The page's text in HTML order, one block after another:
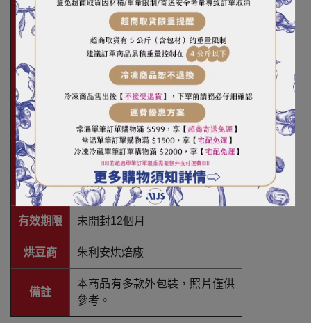
出油是正常的。）
中微深焙香濃義式調配豆、豐富
香料與堅果奶油氣息
儲存方法
咖啡豆均屬新鮮烘焙，因此建議
您在一個月的最佳賞味期間內飲
用完畢完，並盡量保存在陰
（暗）涼處；
保存容器以單向排氣咖啡袋、儲
豆罐或其它具單向排氣功能之容
器為宜。
有效期限 未開封12個月
烘豆商 朱利安烘焙廠
備註
本商品有多款外包裝，照片僅供
參考。